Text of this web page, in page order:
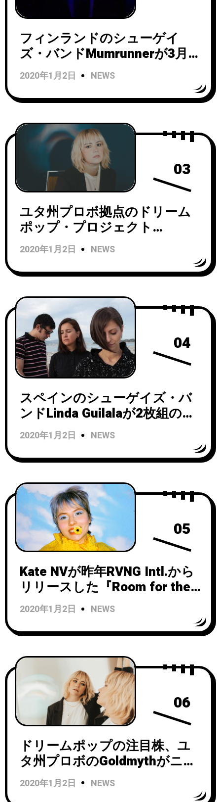
フィンランドのシューゲイ
ズ・バンドMumrunnerが3月
27日にリリースされるアルバ
ム「Valeriana」から「Foe」の
MVを公開！
2020年1月2日 NEWS
03
ユタ州プロボ拠点のドリーム
ポップ・プロジェクト
Goldmythがニューシングル
「Video」をリリース！
2020年1月2日 NEWS
04
スペインのシューゲイズ・バ
ンドLinda Guilalaが2枚組のベ
ストアルバム「Espacio De
Tiempo (2009-2019)」を4月
15日にリリース！
2020年1月2日 NEWS
05
Kate NVが昨年RVNG Intl.から
リリースした『Room for the
Moon』がリリース1周年でイ
ンストゥルメンタル版CDのリ
リースが決定！
2020年1月2日 NEWS
06
ドリームポップの注目株、ユ
タ州プロボのGoldmythがニュ
ーシングル「Triptych」のビデ
オを公開！
2020年1月2日 NEWS